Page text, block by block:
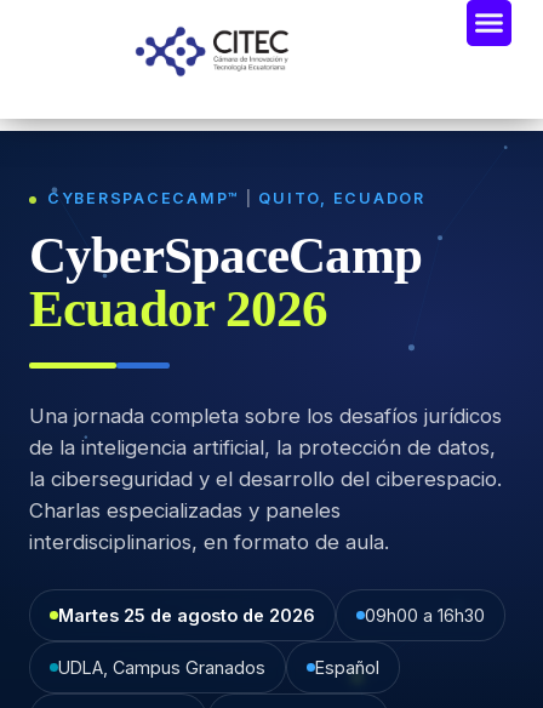
CYBERSPACECAMP™ QUITO, ECUADOR
CyberSpaceCamp
Ecuador 2026
Una jornada completa sobre los desafíos jurídicos
de la inteligencia artificial, la protección de datos,
la ciberseguridad y el desarrollo del ciberespacio.
Charlas especializadas y paneles
interdisciplinarios, en formato de aula.
Martes 25 de agosto de 2026 09h00 a 16h30
UDLA, Campus Granados Español